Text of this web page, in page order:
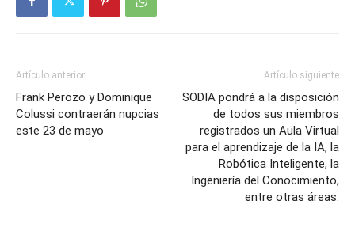
Artículo anterior
Frank Perozo y Dominique
Colussi contraerán nupcias
este 23 de mayo
Artículo siguiente
SODIA pondrá a la disposición
de todos sus miembros
registrados un Aula Virtual
para el aprendizaje de la IA, la
Robótica Inteligente, la
Ingeniería del Conocimiento,
entre otras áreas.